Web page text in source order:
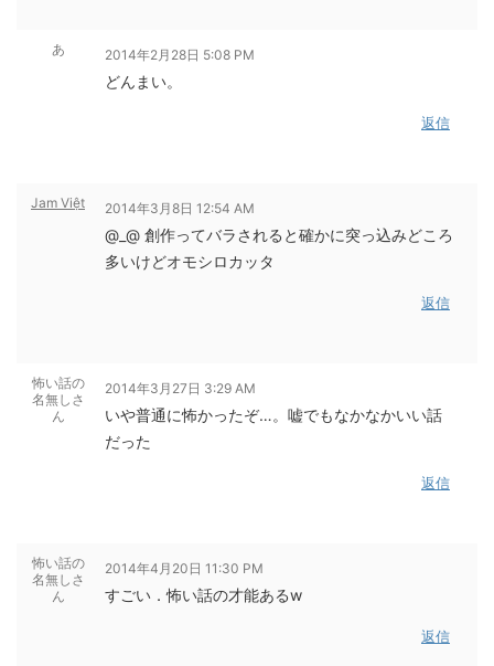
あ 2014年2月28日 5:08 PM
どんまい。
返信
Jam Việt 2014年3月8日 12:54 AM
@_@ 創作ってバラされると確かに突っ込みどころ
多いけどオモシロカッタ
返信
怖い話の
名無しさ
ん
2014年3月27日 3:29 AM
いや普通に怖かったぞ…。嘘でもなかなかいい話
だった
返信
怖い話の
名無しさ
ん
2014年4月20日 11:30 PM
すごい．怖い話の才能あるw
返信